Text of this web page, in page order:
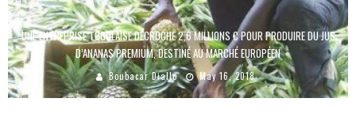
UNE ENTREPRISE TOGOLAISE DÉCROCHE 2,6 MILLIONS € POUR PRODUIRE DU JUS
D’ANANAS PREMIUM, DESTINÉ AU MARCHÉ EUROPÉEN
Boubacar Diallo May 16, 2018